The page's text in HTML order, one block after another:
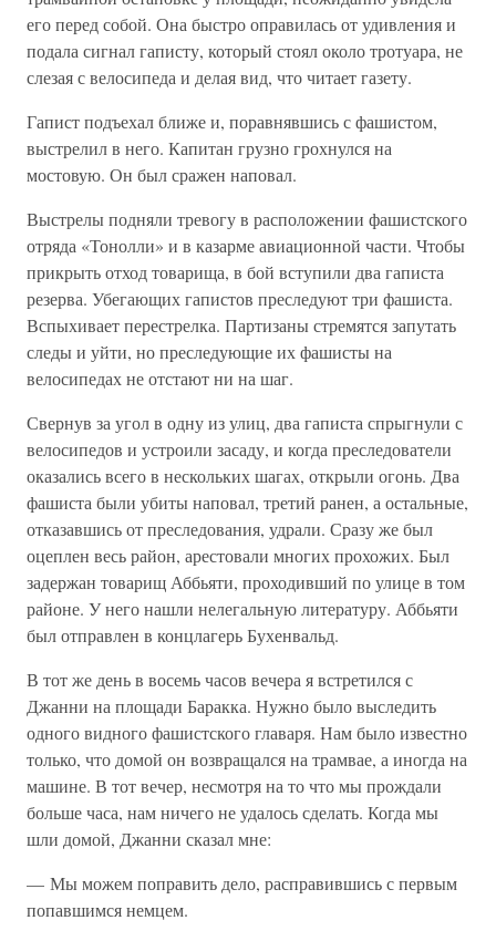
его перед собой. Она быстро оправилась от удивления и
подала сигнал гаписту, который стоял около тротуара, не
слезая с велосипеда и делая вид, что читает газету.
Гапист подъехал ближе и, поравнявшись с фашистом,
выстрелил в него. Капитан грузно грохнулся на
мостовую. Он был сражен наповал.
Выстрелы подняли тревогу в расположении фашистского
отряда «Тонолли» и в казарме авиационной части. Чтобы
прикрыть отход товарища, в бой вступили два гаписта
резерва. Убегающих гапистов преследуют три фашиста.
Вспыхивает перестрелка. Партизаны стремятся запутать
следы и уйти, но преследующие их фашисты на
велосипедах не отстают ни на шаг.
Свернув за угол в одну из улиц, два гаписта спрыгнули с
велосипедов и устроили засаду, и когда преследователи
оказались всего в нескольких шагах, открыли огонь. Два
фашиста были убиты наповал, третий ранен, а остальные,
отказавшись от преследования, удрали. Сразу же был
оцеплен весь район, арестовали многих прохожих. Был
задержан товарищ Аббьяти, проходивший по улице в том
районе. У него нашли нелегальную литературу. Аббьяти
был отправлен в концлагерь Бухенвальд.
В тот же день в восемь часов вечера я встретился с
Джанни на площади Баракка. Нужно было выследить
одного видного фашистского главаря. Нам было известно
только, что домой он возвращался на трамвае, а иногда на
машине. В тот вечер, несмотря на то что мы прождали
больше часа, нам ничего не удалось сделать. Когда мы
шли домой, Джанни сказал мне:
— Мы можем поправить дело, расправившись с первым
попавшимся немцем.